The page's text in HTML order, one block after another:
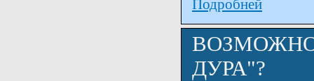
Подробней
ДУРА"?